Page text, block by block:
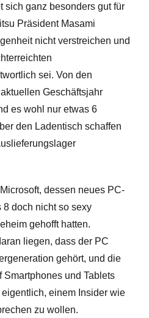
sich ganz besonders gut für
Präsident Masami
nicht verstreichen und
sei. Von den
Geschäftsjahr
es wohl nur etwas 6
den Ladentisch schaffen
dessen neues PC-
8 doch nicht so sexy
gehofft hatten.
liegen, dass der PC
gehört, und die
Smartphones und Tablets
einem Insider wie
zu wollen.